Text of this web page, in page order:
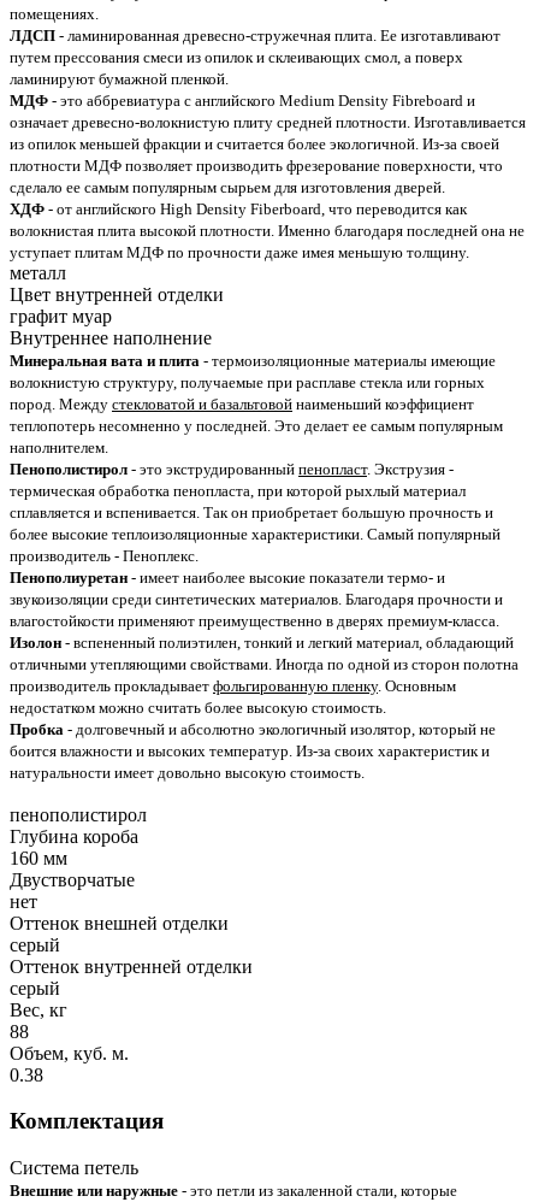
помещениях.
ЛДСП - ламинированная древесно-стружечная плита. Ее изготавливают
путем прессования смеси из опилок и склеивающих смол, а поверх
ламинируют бумажной пленкой.
МДФ - это аббревиатура с английского Medium Density Fibreboard и
означает древесно-волокнистую плиту средней плотности. Изготавливается
из опилок меньшей фракции и считается более экологичной. Из-за своей
плотности МДФ позволяет производить фрезерование поверхности, что
сделало ее самым популярным сырьем для изготовления дверей.
ХДФ - от английского High Density Fiberboard, что переводится как
волокнистая плита высокой плотности. Именно благодаря последней она не
уступает плитам МДФ по прочности даже имея меньшую толщину.
металл
Цвет внутренней отделки
графит муар
Внутреннее наполнение
Минеральная вата и плита - термоизоляционные материалы имеющие
волокнистую структуру, получаемые при расплаве стекла или горных
пород. Между стекловатой и базальтовой наименьший коэффициент
теплопотерь несомненно у последней. Это делает ее самым популярным
наполнителем.
Пенополистирол - это экструдированный пенопласт. Экструзия -
термическая обработка пенопласта, при которой рыхлый материал
сплавляется и вспенивается. Так он приобретает большую прочность и
более высокие теплоизоляционные характеристики. Самый популярный
производитель - Пеноплекс.
Пенополиуретан - имеет наиболее высокие показатели термо- и
звукоизоляции среди синтетических материалов. Благодаря прочности и
влагостойкости применяют преимущественно в дверях премиум-класса.
Изолон - вспененный полиэтилен, тонкий и легкий материал, обладающий
отличными утепляющими свойствами. Иногда по одной из сторон полотна
производитель прокладывает фольгированную пленку. Основным
недостатком можно считать более высокую стоимость.
Пробка - долговечный и абсолютно экологичный изолятор, который не
боится влажности и высоких температур. Из-за своих характеристик и
натуральности имеет довольно высокую стоимость.
пенополистирол
Глубина короба
160 мм
Двустворчатые
нет
Оттенок внешней отделки
серый
Оттенок внутренней отделки
серый
Вес, кг
88
Объем, куб. м.
0.38
Комплектация
Система петель
Внешние или наружные - это петли из закаленной стали, которые